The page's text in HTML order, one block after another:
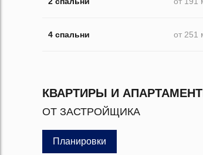
4 спальни от 251
КВАРТИРЫ И АПАРТАМЕНТЫ
ОТ ЗАСТРОЙЩИКА
Планировки